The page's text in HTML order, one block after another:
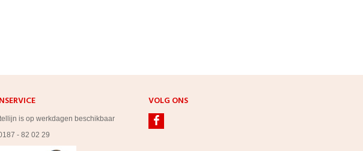
is op werkdagen beschikbaar
- 82 02 29
VOLG ONS